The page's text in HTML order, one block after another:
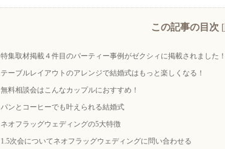
この記事の目次 [
特集取材掲載４件目のパーティー事例がゼクシィに掲載されました！
テーブルレイアウトのアレンジで結婚式はもっと楽しくなる！
無料相談会はこんなカップルにおすすめ！
パンとコーヒーでも叶えられる結婚式
ネオフラッグウェディングの5大特徴
1.5次会についてネオフラッグウェディングに問い合わせる